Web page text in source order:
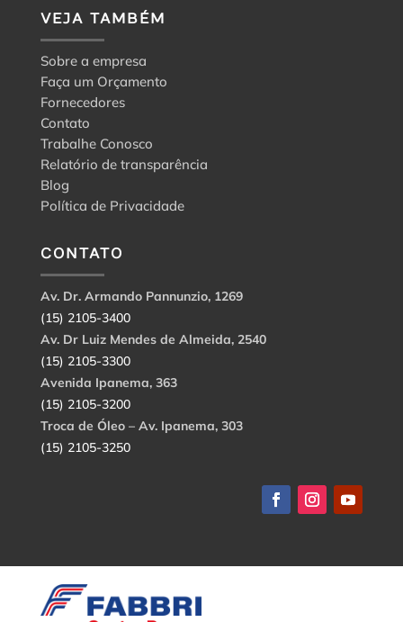
VEJA TAMBÉM
Sobre a empresa
Faça um Orçamento
Fornecedores
Contato
Trabalhe Conosco
Relatório de transparência
Blog
Política de Privacidade
CONTATO
Av. Dr. Armando Pannunzio, 1269
(15) 2105-3400
Av. Dr Luiz Mendes de Almeida, 2540
(15) 2105-3300
Avenida Ipanema, 363
(15) 2105-3200
Troca de Óleo – Av. Ipanema, 303
(15) 2105-3250